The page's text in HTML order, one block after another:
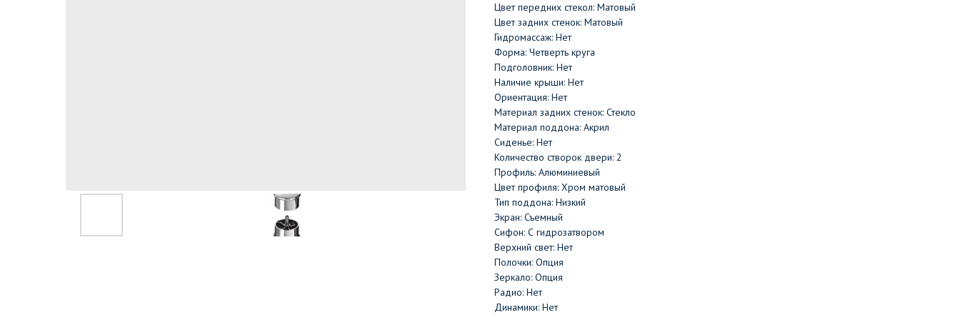
Цвет передних стекол: Матовый
Цвет задних стенок: Матовый
Гидромассаж: Нет
Форма: Четверть круга
Подголовник: Нет
Наличие крыши: Нет
Ориентация: Нет
Материал задних стенок: Стекло
Материал поддона: Акрил
Сиденье: Нет
Количество створок двери: 2
Профиль: Алюминиевый
Цвет профиля: Хром матовый
Тип поддона: Низкий
Экран: Съемный
Сифон: С гидрозатвором
Верхний свет: Нет
Полочки: Опция
Зеркало: Опция
Радио: Нет
Динамики: Нет